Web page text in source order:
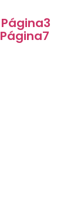
Página3
Página7